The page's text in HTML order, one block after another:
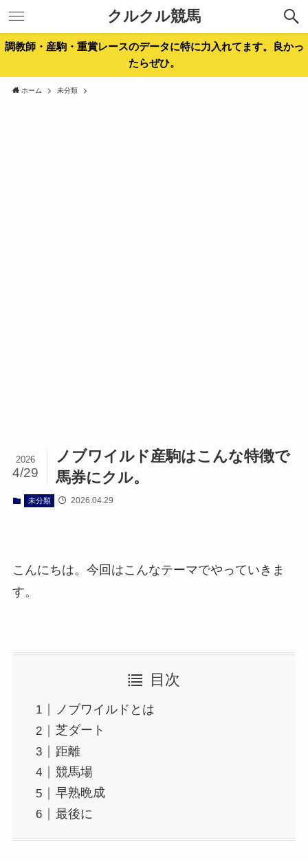
クルクル競馬
調教師・産駒・重賞レースのデータに特に力入れてます。良かっ
たらぜひ。
ホーム 未分類
ノブワイルド産駒はこんな特徴で
馬券にクル。
2026
4/29
未分類 2026.04.29
こんにちは。今回はこんなテーマでやっていきま
す。
目次
ノブワイルドとは
芝ダート
距離
競馬場
早熟晩成
最後に